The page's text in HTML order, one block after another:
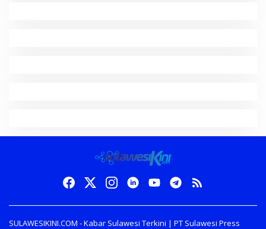
SULAWESIKINI.COM - Kabar Sulawesi Terkini | PT Sulawesi Press